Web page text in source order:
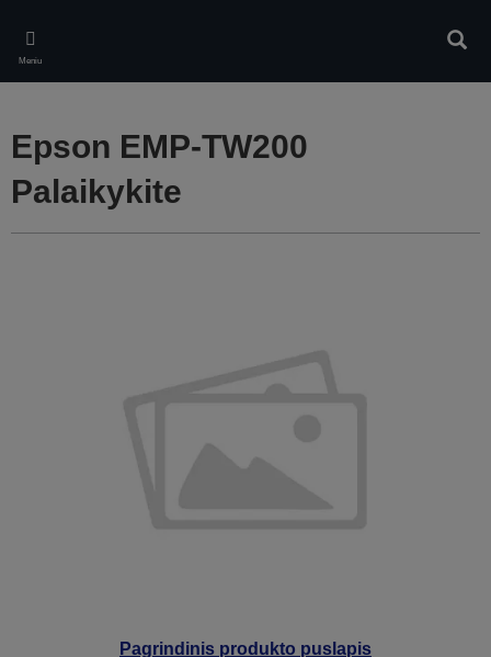
main
content
Meniu
Pagrindinis produkto puslapis
Epson EMP-TW200
Palaikykite